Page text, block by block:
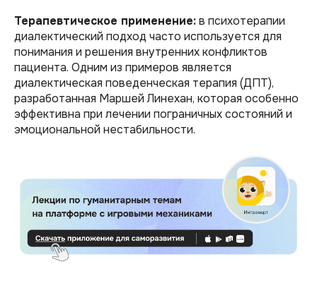
Терапевтическое применение:в психотерапии
диалектический подход часто используется для
понимания и решения внутренних конфликтов
пациента. Одним из примеров является
диалектическая поведенческая терапия (ДПТ),
разработанная Маршей Линехан, которая особенно
эффективна при лечении пограничных состояний и
эмоциональной нестабильности.